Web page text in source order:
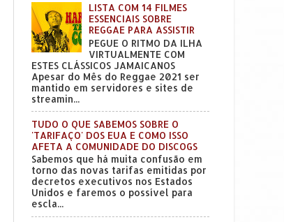
LISTA COM 14 FILMES
ESSENCIAIS SOBRE
REGGAE PARA ASSISTIR
PEGUE O RITMO DA ILHA
VIRTUALMENTE COM
ESTES CLÁSSICOS JAMAICANOS
Apesar do Mês do Reggae 2021 ser
mantido em servidores e sites de
streamin...
TUDO O QUE SABEMOS SOBRE O
'TARIFAÇO' DOS EUA E COMO ISSO
AFETA A COMUNIDADE DO DISCOGS
Sabemos que há muita confusão em
torno das novas tarifas emitidas por
decretos executivos nos Estados
Unidos e faremos o possível para
escla...